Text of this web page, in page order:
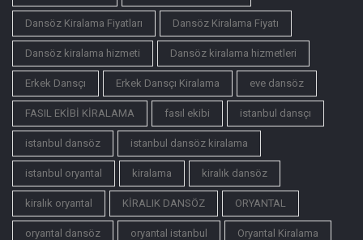
Dansöz Kiralama Fiyatları Dansöz Kiralama Fiyatı
Dansöz kiralama hizmeti Dansöz kiralama hizmetleri
Erkek Dansçı Erkek Dansçı Kiralama eve dansöz
FASIL EKİBİ KİRALAMA fasıl ekibi istanbul dansçı
istanbul dansöz istanbul dansöz kiralama
istanbul oryantal kiralama kiralık dansöz
kiralık oryantal KİRALIK DANSÖZ ORYANTAL
oryantal dansöz oryantal istanbul Oryantal Kiralama